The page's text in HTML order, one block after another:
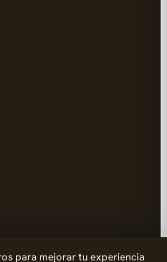
para mejorar tu experiencia